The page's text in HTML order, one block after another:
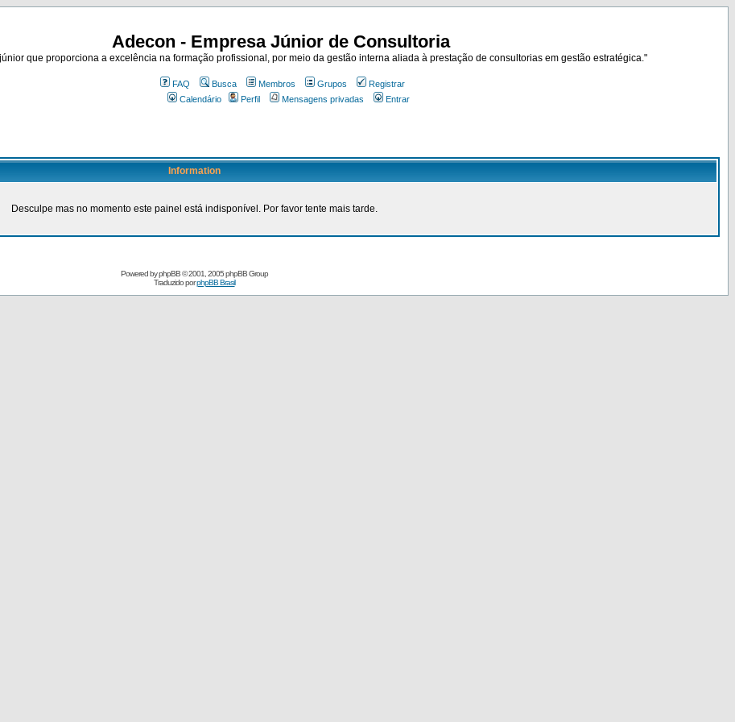
Adecon - Empresa Júnior de Consultoria
que proporciona a excelência na formação profissional, por meio da gestão interna aliada à prestação de consultorias em gestão estratégica."
FAQ Busca Membros Grupos
Registrar
Calendário
Perfil Mensagens privadas Entrar
Information
Desculpe mas no momento este painel está indisponível. Por favor tente mais tarde.
Powered byphpBB© 2001, 2005 phpBB Group
Traduzido porphpBB Brasil